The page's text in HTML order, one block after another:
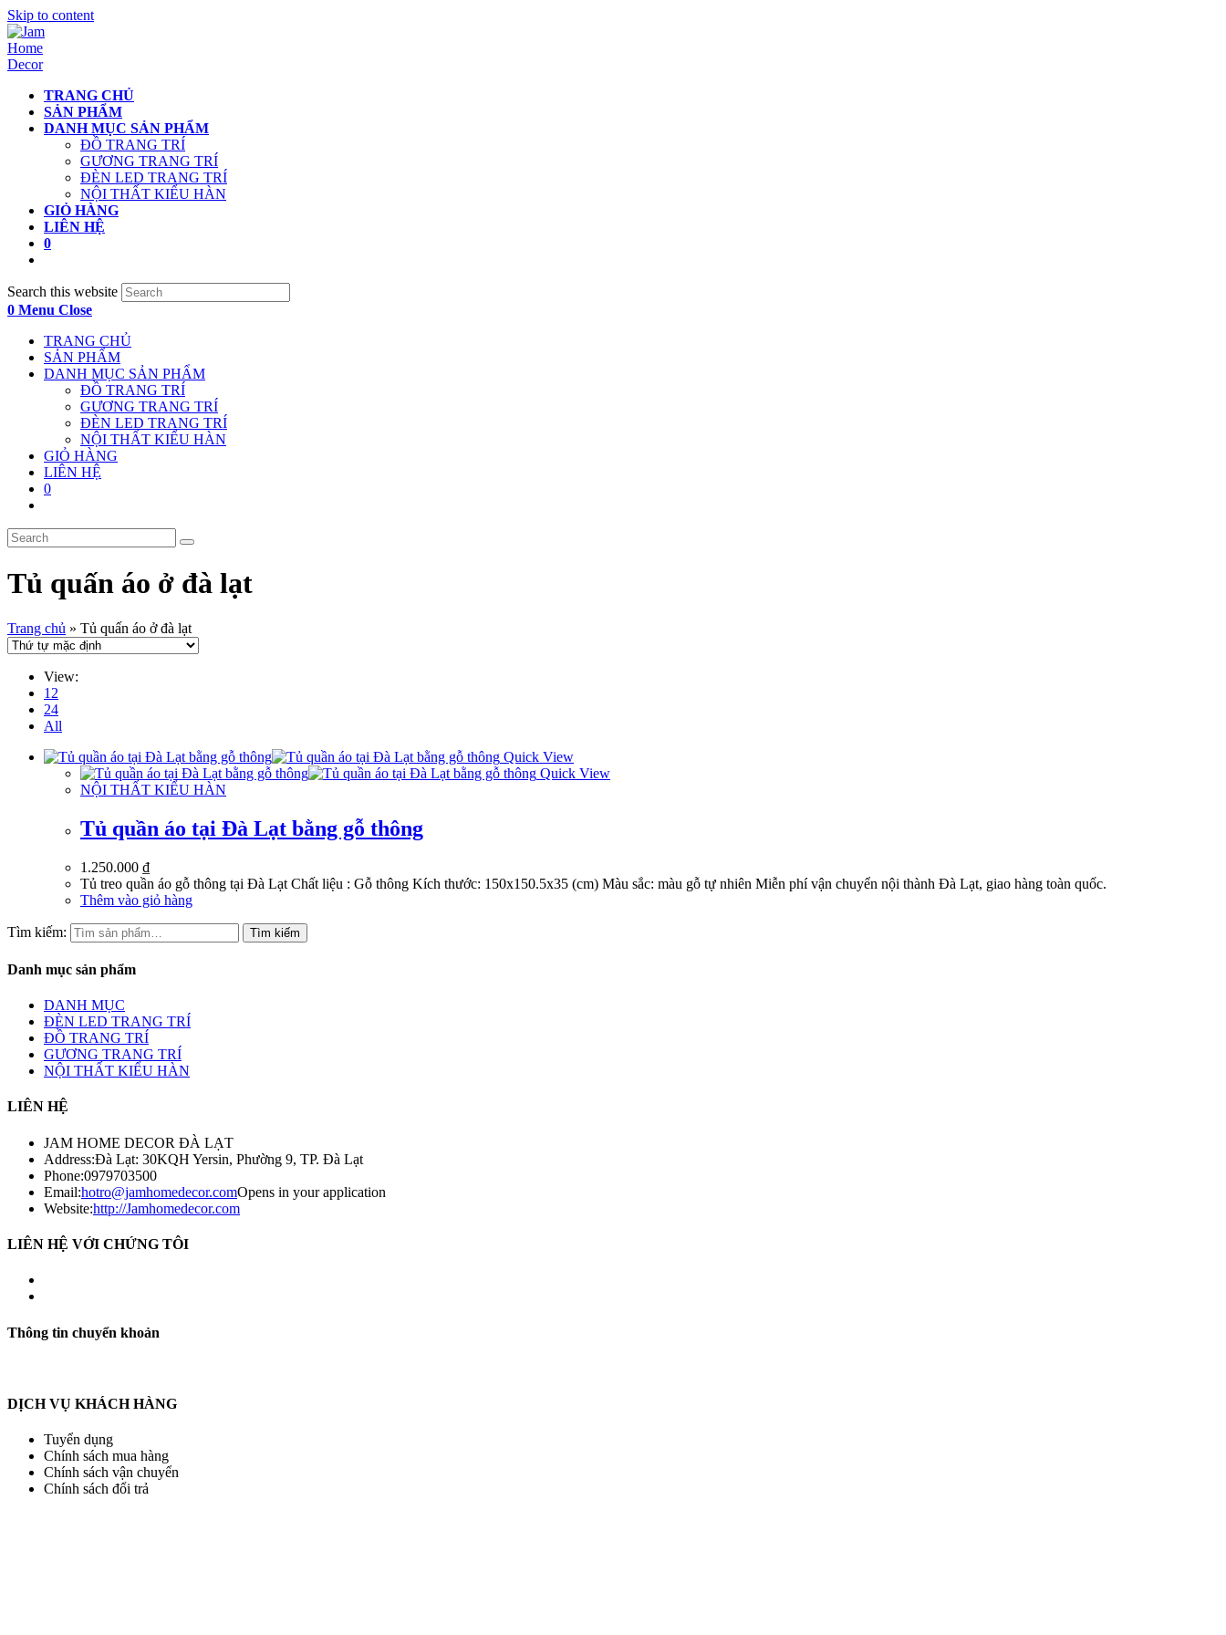
Skip to content
TRANG CHỦ
SẢN PHẨM
DANH MỤC SẢN PHẨM
ĐỒ TRANG TRÍ
GƯƠNG TRANG TRÍ
ĐÈN LED TRANG TRÍ
NỘI THẤT KIỂU HÀN
GIỎ HÀNG
LIÊN HỆ
0
Search this website
0 Menu Close
TRANG CHỦ
SẢN PHẨM
DANH MỤC SẢN PHẨM
ĐỒ TRANG TRÍ
GƯƠNG TRANG TRÍ
ĐÈN LED TRANG TRÍ
NỘI THẤT KIỂU HÀN
GIỎ HÀNG
LIÊN HỆ
0
Tủ quấn áo ở đà lạt
Trang chủ » Tủ quấn áo ở đà lạt
View:
12
24
All
Quick View
Quick View
NỘI THẤT KIỂU HÀN
Tủ quần áo tại Đà Lạt bằng gỗ thông
1.250.000 ₫
Tủ treo quần áo gỗ thông tại Đà Lạt Chất liệu : Gỗ thông Kích thước: 150x150.5x35 (cm) Màu sắc: màu gỗ tự nhiên Miễn phí vận chuyển nội thành Đà Lạt, giao hàng toàn quốc.
Thêm vào giỏ hàng
Tìm kiếm: Tìm kiếm
Danh mục sản phẩm
DANH MỤC
ĐÈN LED TRANG TRÍ
ĐỒ TRANG TRÍ
GƯƠNG TRANG TRÍ
NỘI THẤT KIỂU HÀN
LIÊN HỆ
JAM HOME DECOR ĐÀ LẠT
Address:Đà Lạt: 30KQH Yersin, Phường 9, TP. Đà Lạt
Phone:0979703500
Email:hotro@jamhomedecor.comOpens in your application
Website:http://Jamhomedecor.com
LIÊN HỆ VỚI CHỨNG TÔI
Thông tin chuyển khoản
DỊCH VỤ KHÁCH HÀNG
Tuyển dụng
Chính sách mua hàng
Chính sách vận chuyển
Chính sách đổi trả